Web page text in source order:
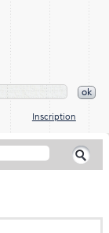
ok
Inscription